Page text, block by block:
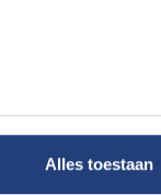
Alles toestaan
Nee zeggen mag